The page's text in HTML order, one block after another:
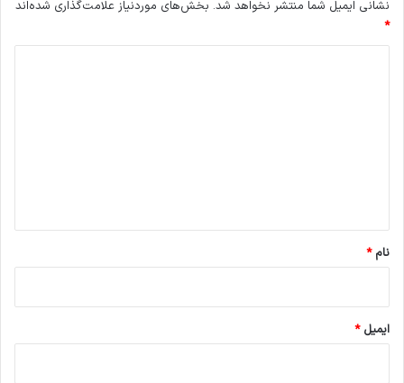
نشانی ایمیل شما منتشر نخواهد شد. بخش‌های موردنیاز علامت‌گذاری شده‌اند
*
نام*
ایمیل*